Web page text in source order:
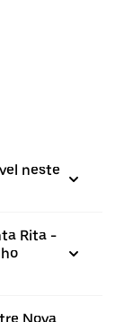
neste
Rita -